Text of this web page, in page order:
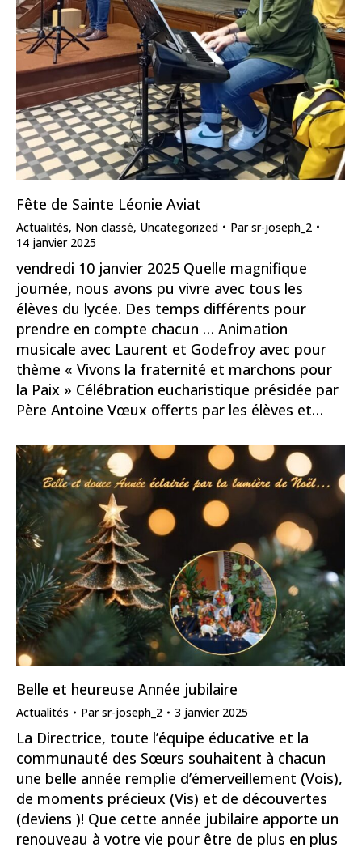
Fête de Sainte Léonie Aviat
Actualités, Non classé, Uncategorized Parsr-joseph_2
14 janvier 2025
vendredi 10 janvier 2025 Quelle magnifique
journée, nous avons pu vivre avec tous les
élèves du lycée. Des temps différents pour
prendre en compte chacun … Animation
musicale avec Laurent et Godefroy avec pour
thème « Vivons la fraternité et marchons pour
la Paix » Célébration eucharistique présidée par
Père Antoine Vœux offerts par les élèves et…
Belle et heureuse Année jubilaire
Actualités Parsr-joseph_2 3 janvier 2025
La Directrice, toute l’équipe éducative et la
communauté des Sœurs souhaitent à chacun
une belle année remplie d’émerveillement (Vois),
de moments précieux (Vis) et de découvertes
(deviens )! Que cette année jubilaire apporte un
renouveau à votre vie pour être de plus en plus